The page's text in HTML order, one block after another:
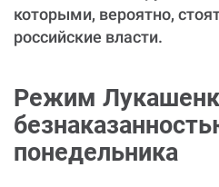
которыми, вероятно,
российские власти.
Режим
понедельника